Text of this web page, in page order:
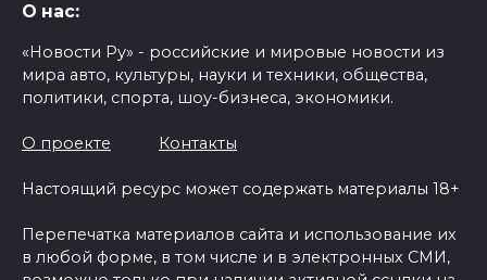
О нас:
«Новости Ру» - российские и мировые новости из
мира авто, культуры, науки и техники, общества,
политики, спорта, шоу-бизнеса, экономики.
О проекте Контакты
Настоящий ресурс может содержать материалы 18+
Перепечатка материалов сайта и использование их
в любой форме, в том числе и в электронных СМИ,